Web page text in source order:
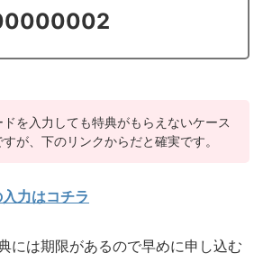
を入力しても特典がもらえないケース
が、下のリンクからだと確実です。
力はコチラ
には期限があるので早めに申し込む